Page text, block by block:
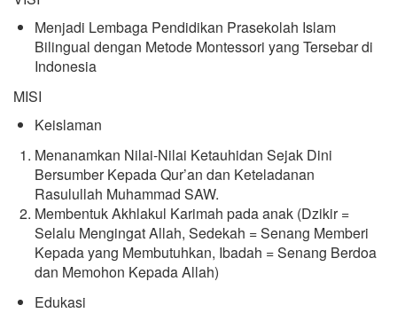
Menjadi Lembaga Pendidikan Prasekolah Islam
Bilingual dengan Metode Montessori yang Tersebar di
Indonesia
MISI
Keislaman
Menanamkan Nilai-Nilai Ketauhidan Sejak Dini
Bersumber Kepada Qur’an dan Keteladanan
Rasulullah Muhammad SAW.
Membentuk Akhlakul Karimah pada anak (Dzikir =
Selalu Mengingat Allah, Sedekah = Senang Memberi
Kepada yang Membutuhkan, Ibadah = Senang Berdoa
dan Memohon Kepada Allah)
Edukasi